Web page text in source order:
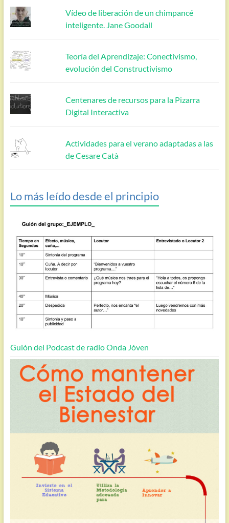
Vídeo de liberación de un chimpancé
inteligente. Jane Goodall
Teoría del Aprendizaje: Conectivismo,
evolución del Constructivismo
Centenares de recursos para la Pizarra
Digital Interactiva
Actividades para el verano adaptadas a las
de Cesare Catà
Lo más leído desde el principio
Guión del Podcast de radio Onda Jóven